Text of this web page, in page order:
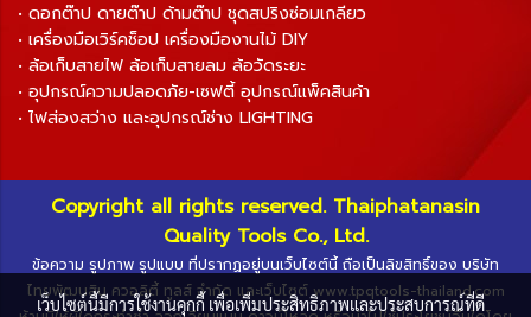
• ดอกต๊าป ดายต๊าป ด้ามต๊าป ชุดสปริงซ่อมเกลียว
• เครื่องมือเวิร์คช็อป เครื่องมืองานไม้ DIY
• ล้อเก็บสายไฟ ล้อเก็บสายลม ล้อวัดระยะ
• อุปกรณ์ความปลอดภัย-เซฟตี้ อุปกรณ์แพ็คสินค้า
• ไฟส่องสว่าง และอุปกรณ์ช่าง LIGHTING
Copyright all rights reserved. Thaiphatanasin
Quality Tools Co., Ltd.
ข้อความ รูปภาพ รูปแบบ ที่ปรากฏอยู่บนเว็บไซต์นี้ ถือเป็นลิขสิทธิ์ของ บริษัท
ไทยพัฒนสิน ควอลิตี้ ทูลส์ จำกัด และเว็บไซต์ www.tpqtools-thailand.com
เว็บไซต์นี้มีการใช้งานคุกกี้ เพื่อเพิ่มประสิทธิภาพและประสบการณ์ที่ดี